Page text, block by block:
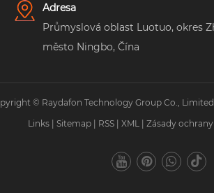
Adresa
Průmyslová oblast Luotuo, okres
město Ningbo, Čína
© Raydafon Technology Group Co.,
Links
Sitemap RSS XML Zásady